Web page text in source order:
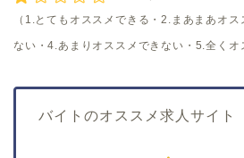
（1.とてもオススメできる・2.まあまあオ
ない・4.あまりオススメできない・5.全くオ
バイトのオススメ求人サイト